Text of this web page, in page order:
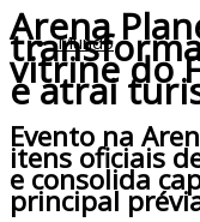
Mundo
Arena
vitrine do
e atrai
Evento na
itens oficiais
e consolida
principal